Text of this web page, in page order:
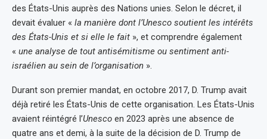
des États-Unis auprès des Nations unies. Selon le décret, il
devait évaluer « la manière dont l’Unesco soutient les intérêts
des États-Unis et si elle le fait », et comprendre également
« une analyse de tout antisémitisme ou sentiment anti-
israélien au sein de l’organisation ».
Durant son premier mandat, en octobre 2017, D. Trump avait
déjà retiré les États-Unis de cette organisation. Les États-Unis
avaient réintégré l’Unesco en 2023 après une absence de
quatre ans et demi, à la suite de la décision de D. Trump de